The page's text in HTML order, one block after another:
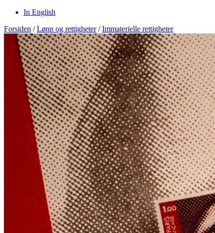
In English
Forsiden / Lønn og rettigheter / Immaterielle rettigheter